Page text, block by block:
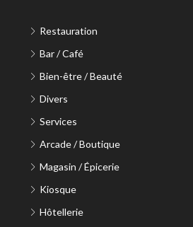
Restauration
Bar / Café
Bien-être / Beauté
Divers
Services
Arcade / Boutique
Magasin / Épicerie
Kiosque
Hôtellerie